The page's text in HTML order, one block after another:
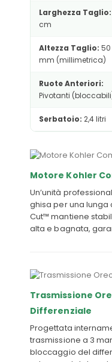
Larghezza Taglio:
cm
Altezza Taglio: 50
mm (millimetrica)
Ruote Anteriori:
Pivotanti
Serbatoio: 2,4 litri
Motore Kohler
Un’unità
ghisa per una lunga
Cut™ mantiene
alta e bagnata,
Trasmissione
Differenziale
Progettata
trasmissione a 3
bloccaggio del